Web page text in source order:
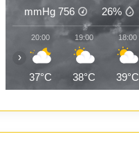
26%
756
mmHg
18:00
39°C
19:00
38°C
20:00
37°C
‹